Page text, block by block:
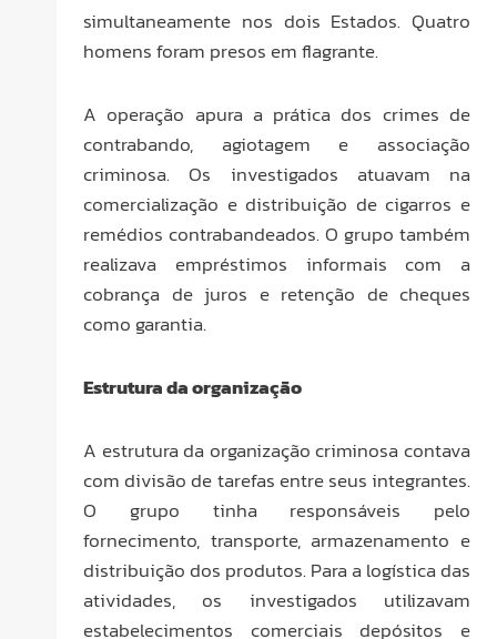
simultaneamente nos dois Estados. Quatro
homens foram presos em flagrante.
A operação apura a prática dos crimes de
contrabando, agiotagem e associação
criminosa. Os investigados atuavam na
comercialização e distribuição de cigarros e
remédios contrabandeados. O grupo também
realizava empréstimos informais com a
cobrança de juros e retenção de cheques
como garantia.
Estrutura da organização
A estrutura da organização criminosa contava
com divisão de tarefas entre seus integrantes.
O grupo tinha responsáveis pelo
fornecimento, transporte, armazenamento e
distribuição dos produtos. Para a logística das
atividades, os investigados utilizavam
estabelecimentos comerciais depósitos e